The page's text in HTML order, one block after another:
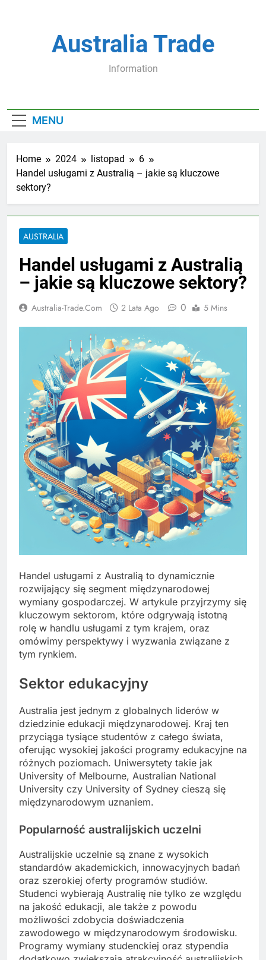
Australia Trade
Information
MENU
Home 2024 listopad
6
Handel usługami z Australią – jakie są kluczowe
sektory?
AUSTRALIA
Handel usługami z Australią
– jakie są kluczowe sektory?
Australia-Trade.com 2 Lata Ago 0 5 Mins
Handel usługami z Australią to dynamicznie
rozwijający się segment międzynarodowej
wymiany gospodarczej. W artykule przyjrzymy się
kluczowym sektorom, które odgrywają istotną
rolę w handlu usługami z tym krajem, oraz
omówimy perspektywy i wyzwania związane z
tym rynkiem.
Sektor edukacyjny
Australia jest jednym z globalnych liderów w
dziedzinie edukacji międzynarodowej. Kraj ten
przyciąga tysiące studentów z całego świata,
oferując wysokiej jakości programy edukacyjne na
różnych poziomach. Uniwersytety takie jak
University of Melbourne, Australian National
University czy University of Sydney cieszą się
międzynarodowym uznaniem.
Popularność australijskich uczelni
Australijskie uczelnie są znane z wysokich
standardów akademickich, innowacyjnych badań
oraz szerokiej oferty programów studiów.
Studenci wybierają Australię nie tylko ze względu
na jakość edukacji, ale także z powodu
możliwości zdobycia doświadczenia
zawodowego w międzynarodowym środowisku.
Programy wymiany studenckiej oraz stypendia